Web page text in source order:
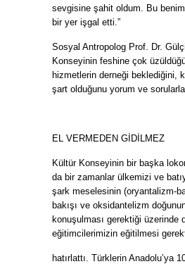
sevgisine şahit oldum. Bu
bir yer işgal etti.”
Sosyal Antropolog Prof. Dr.
Konseyinin feshine çok
hizmetlerin derneği beklediğini,
şart olduğunu yorum ve
EL VERMEDEN GİDİLMEZ
Kültür Konseyinin bir başka
da bir zamanlar ülkemizi ve
şark meselesinin (oryantalizm-
bakışı ve oksidantelizm
konuşulması gerektiği üzerinde
eğitimcilerimizin eğitilmesi
hatırlattı. Türklerin Anadolu’ya